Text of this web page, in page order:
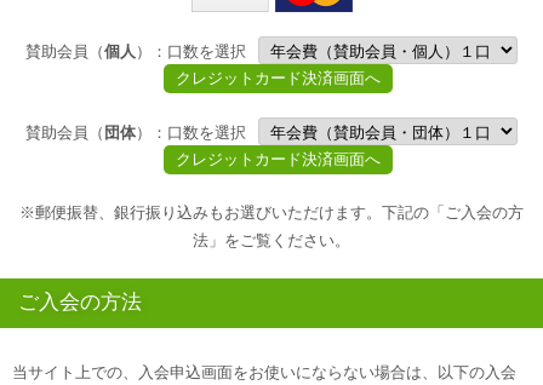
賛助会員（個人 ）：口数を選択
賛助会員（ 団体）：口数を選択
※郵便振替、銀行振り込みもお選びいただけます。下記の「ご入会の方
法」をご覧ください。
ご入会の方法
当サイト上での、入会申込画面をお使いにならない場合は、以下の入会